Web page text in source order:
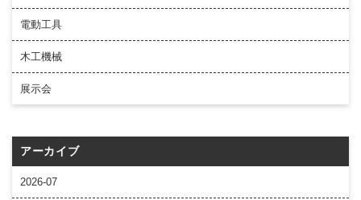
電動工具
木工機械
展示会
アーカイブ
2026-07